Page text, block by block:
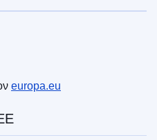
europa.eu